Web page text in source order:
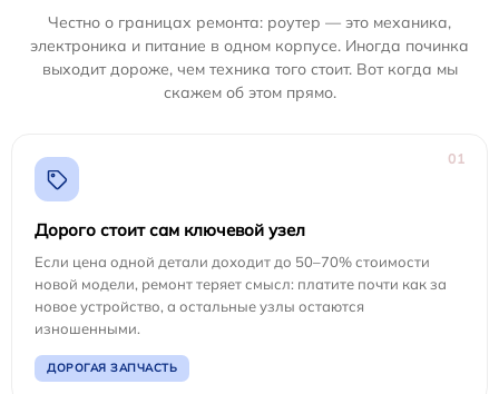
Честно о границах ремонта: роутер — это механика,
электроника и питание в одном корпусе. Иногда починка
выходит дороже, чем техника того стоит. Вот когда мы
скажем об этом прямо.
01
Дорого стоит сам ключевой узел
Если цена одной детали доходит до 50–70% стоимости
новой модели, ремонт теряет смысл: платите почти как за
новое устройство, а остальные узлы остаются
изношенными.
ДОРОГАЯ ЗАПЧАСТЬ